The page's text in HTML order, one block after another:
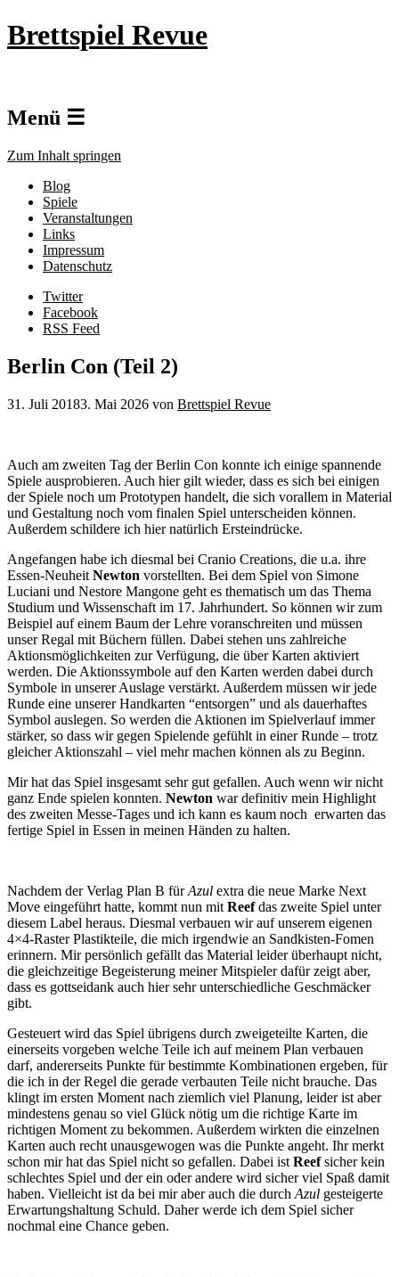
Brettspiel Revue
Menü ☰
Zum Inhalt springen
Blog
Spiele
Veranstaltungen
Links
Impressum
Datenschutz
Twitter
Facebook
RSS Feed
Berlin Con (Teil 2)
31. Juli 20183. Mai 2026 von Brettspiel Revue
Auch am zweiten Tag der Berlin Con konnte ich einige spannende
Spiele ausprobieren. Auch hier gilt wieder, dass es sich bei einigen
der Spiele noch um Prototypen handelt, die sich vorallem in Material
und Gestaltung noch vom finalen Spiel unterscheiden können.
Außerdem schildere ich hier natürlich Ersteindrücke.
Angefangen habe ich diesmal bei Cranio Creations, die u.a. ihre
Essen-Neuheit Newton vorstellten. Bei dem Spiel von Simone
Luciani und Nestore Mangone geht es thematisch um das Thema
Studium und Wissenschaft im 17. Jahrhundert. So können wir zum
Beispiel auf einem Baum der Lehre voranschreiten und müssen
unser Regal mit Büchern füllen. Dabei stehen uns zahlreiche
Aktionsmöglichkeiten zur Verfügung, die über Karten aktiviert
werden. Die Aktionssymbole auf den Karten werden dabei durch
Symbole in unserer Auslage verstärkt. Außerdem müssen wir jede
Runde eine unserer Handkarten “entsorgen” und als dauerhaftes
Symbol auslegen. So werden die Aktionen im Spielverlauf immer
stärker, so dass wir gegen Spielende gefühlt in einer Runde – trotz
gleicher Aktionszahl – viel mehr machen können als zu Beginn.
Mir hat das Spiel insgesamt sehr gut gefallen. Auch wenn wir nicht
ganz Ende spielen konnten. Newton war definitiv mein Highlight
des zweiten Messe-Tages und ich kann es kaum noch erwarten das
fertige Spiel in Essen in meinen Händen zu halten.
Nachdem der Verlag Plan B fürAzul extra die neue Marke Next
Move eingeführt hatte, kommt nun mit Reefdas zweite Spiel unter
diesem Label heraus. Diesmal verbauen wir auf unserem eigenen
4×4-Raster Plastikteile, die mich irgendwie an Sandkisten-Fomen
erinnern. Mir persönlich gefällt das Material leider überhaupt nicht,
die gleichzeitige Begeisterung meiner Mitspieler dafür zeigt aber,
dass es gottseidank auch hier sehr unterschiedliche Geschmäcker
gibt.
Gesteuert wird das Spiel übrigens durch zweigeteilte Karten, die
einerseits vorgeben welche Teile ich auf meinem Plan verbauen
darf, andererseits Punkte für bestimmte Kombinationen ergeben, für
die ich in der Regel die gerade verbauten Teile nicht brauche. Das
klingt im ersten Moment nach ziemlich viel Planung, leider ist aber
mindestens genau so viel Glück nötig um die richtige Karte im
richtigen Moment zu bekommen. Außerdem wirkten die einzelnen
Karten auch recht unausgewogen was die Punkte angeht. Ihr merkt
schon mir hat das Spiel nicht so gefallen. Dabei ist Reefsicher kein
schlechtes Spiel und der ein oder andere wird sicher viel Spaß damit
haben. Vielleicht ist da bei mir aber auch die durch Azul gesteigerte
Erwartungshaltung Schuld. Daher werde ich dem Spiel sicher
nochmal eine Chance geben.